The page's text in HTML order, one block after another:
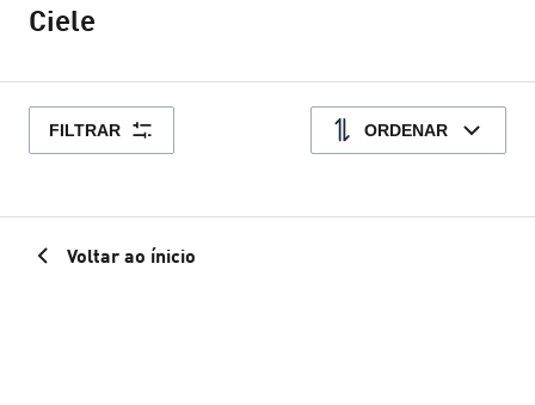
Ciele
FILTRAR ORDENAR
Voltar ao ínicio